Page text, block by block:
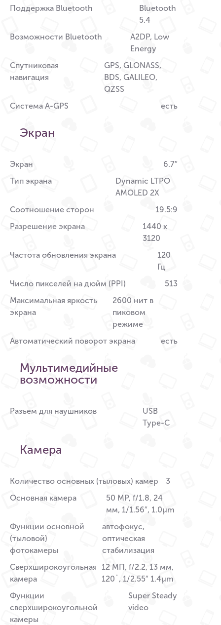
Поддержка Bluetooth
Bluetooth
5.4
Возможности Bluetooth
A2DP, Low
Energy
Спутниковая
навигация
GPS, GLONASS,
BDS, GALILEO,
QZSS
Система A-GPS
есть
Экран
Экран
6.7″
Тип экрана
Dynamic LTPO
AMOLED 2X
Соотношение сторон
19.5:9
Разрешение экрана
1440 x
3120
Частота обновления экрана
120
Гц
Число пикселей на дюйм (PPI)
513
Максимальная яркость
экрана
2600 нит в
пиковом
режиме
Автоматический поворот экрана
есть
Мультимедийные
возможности
Разъем для наушников
USB
Type-C
Камера
Количество основных (тыловых) камер
3
Основная камера
50 MP, f/1.8, 24
мм, 1/1.56″, 1.0µm
Функции основной
(тыловой)
фотокамеры
автофокус,
оптическая
стабилизация
Сверхширокоугольная
камера
12 МП, f/2.2, 13 мм,
120˚, 1/2.55″ 1.4µm
Функции
сверхширокоугольной
камеры
Super Steady
video